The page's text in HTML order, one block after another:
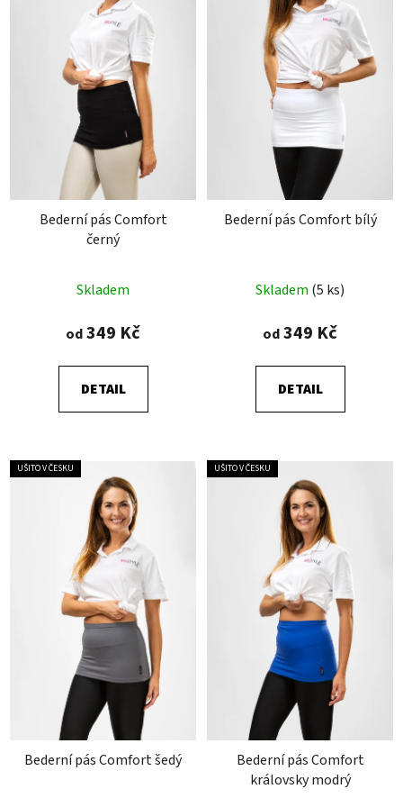
Bederní pás Comfort
černý
hodnocení
produktu
4,8
z
Skladem
od349 Kč
DETAIL
Bederní pás Comfort bílý
hodnocení
produktu
4,9
z
Skladem (5 ks)
od349 Kč
DETAIL
UŠITO V ČESKU
Bederní pás Comfort šedý
UŠITO V ČESKU
Bederní pás Comfort
královsky modrý